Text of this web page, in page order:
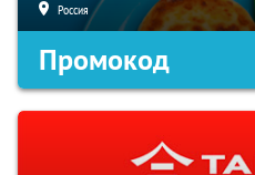
Россия
Промокод